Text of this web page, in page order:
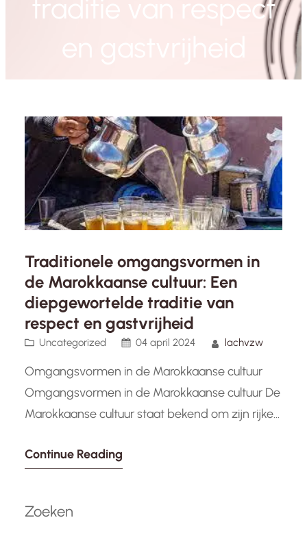
traditie van respect
Traditionele omgangsvormen in
de Marokkaanse cultuur: Een
diepgewortelde traditie van
respect en gastvrijheid
Uncategorized 04 april 2024 lachvzw
Omgangsvormen in de Marokkaanse cultuur
Omgangsvormen in de Marokkaanse cultuur De
Marokkaanse cultuur staat bekend om zijn rijke
geworteld zijn in eeuwenoude normen en
van de Marokkaanse samenleving. Respect
Continue Reading
Zoeken